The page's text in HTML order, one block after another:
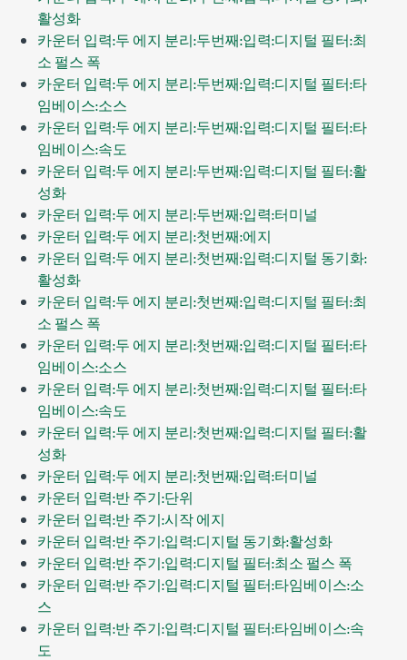
활성화
카운터 입력:두 에지 분리:두번째:입력:디지털 필터:최
소 펄스 폭
카운터 입력:두 에지 분리:두번째:입력:디지털 필터:타
임베이스:소스
카운터 입력:두 에지 분리:두번째:입력:디지털 필터:타
임베이스:속도
카운터 입력:두 에지 분리:두번째:입력:디지털 필터:활
성화
카운터 입력:두 에지 분리:두번째:입력:터미널
카운터 입력:두 에지 분리:첫번째:에지
카운터 입력:두 에지 분리:첫번째:입력:디지털 동기화:
활성화
카운터 입력:두 에지 분리:첫번째:입력:디지털 필터:최
소 펄스 폭
카운터 입력:두 에지 분리:첫번째:입력:디지털 필터:타
임베이스:소스
카운터 입력:두 에지 분리:첫번째:입력:디지털 필터:타
임베이스:속도
카운터 입력:두 에지 분리:첫번째:입력:디지털 필터:활
성화
카운터 입력:두 에지 분리:첫번째:입력:터미널
카운터 입력:반 주기:단위
카운터 입력:반 주기:시작 에지
카운터 입력:반 주기:입력:디지털 동기화:활성화
카운터 입력:반 주기:입력:디지털 필터:최소 펄스 폭
카운터 입력:반 주기:입력:디지털 필터:타임베이스:소
스
카운터 입력:반 주기:입력:디지털 필터:타임베이스:속
도